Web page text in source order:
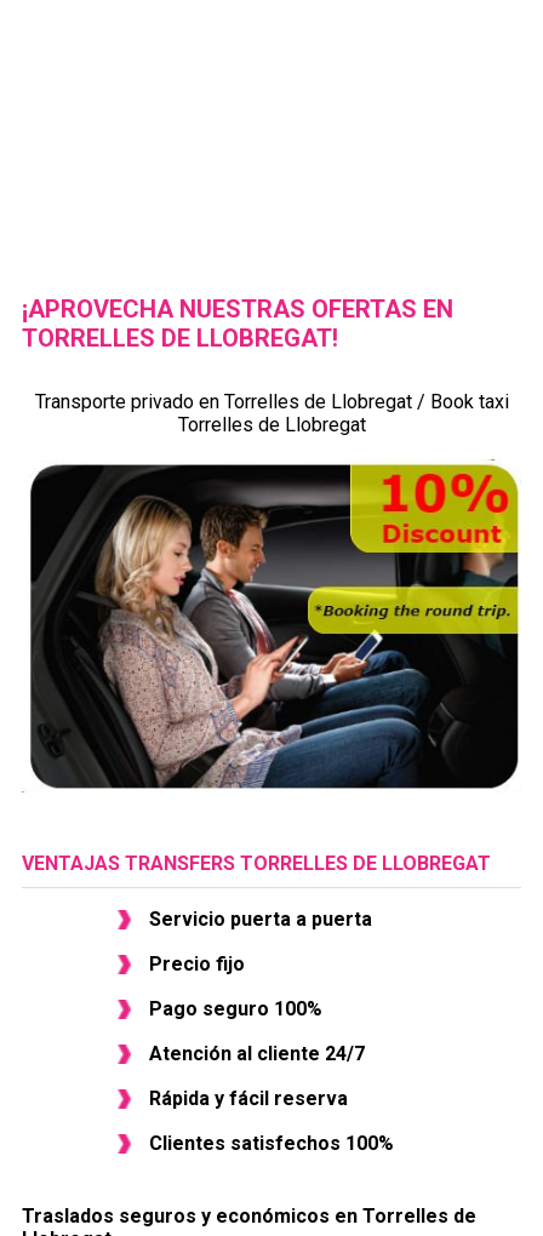
¡APROVECHA NUESTRAS OFERTAS EN
TORRELLES DE LLOBREGAT!
Transporte privado en Torrelles de Llobregat / Book taxi
Torrelles de Llobregat
VENTAJAS TRANSFERS TORRELLES DE LLOBREGAT
Servicio puerta a puerta
Precio fijo
Pago seguro 100%
Atención al cliente 24/7
Rápida y fácil reserva
Clientes satisfechos 100%
Traslados seguros y económicos en ​Torrelles de